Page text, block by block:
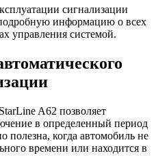
сигнализации
информацию о всех
управления системой.
A62 позволяет
в определенный период
полезна, когда автомобиль не
времени или находится в